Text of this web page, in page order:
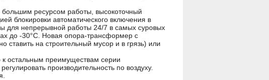
ресурсом работы, высокоточный
блокировки автоматического включения в
для непрерывной работы 24/7 в самых суровых
до -30°С. Новая опора-трансформер с
на строительный мусор и в грязь) или
остальным преимуществам серии
производительность по воздуху.